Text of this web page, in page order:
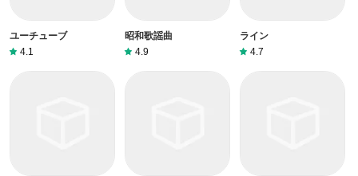
ユーチューブ
4.1
昭和歌謡曲
4.9
ライン
4.7